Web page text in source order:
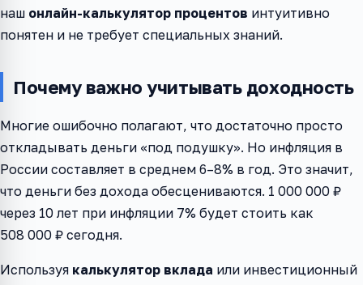
наш онлайн-калькулятор процентов интуитивно
понятен и не требует специальных знаний.
Почему важно учитывать доходность
Многие ошибочно полагают, что достаточно просто
откладывать деньги «под подушку». Но инфляция в
России составляет в среднем 6–8% в год. Это значит,
что деньги без дохода обесцениваются. 1 000 000 ₽
через 10 лет при инфляции 7% будет стоить как
508 000 ₽ сегодня.
Используя калькулятор вклада или инвестиционный